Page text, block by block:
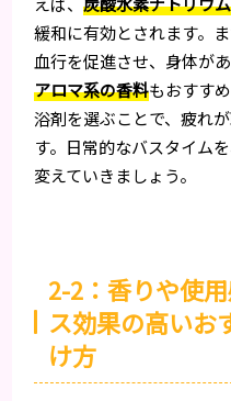
緩和に有効とされます。
血行を促進させ、身体が
アロマ系の香料もおすす
浴剤を選ぶことで、疲れ
す。日常的なバスタイム
変えていきましょう。
2-2：香りや使
ス効果の高いお
け方